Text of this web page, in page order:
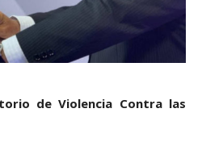
de Violencia Contra las